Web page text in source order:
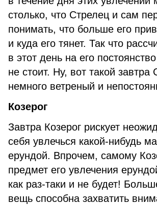
столько, что Стрелец и сам
понимать, что больше его
и куда его тянет. Так что
в этот день на его
не стоит. Ну, вот такой
немного ветреный и
Козерог
Завтра Козерог рискует
себя увлечься какой-нибудь
ерундой. Впрочем, самому
предмет его увлечения
как раз-таки и не будет!
вещь способна захватить